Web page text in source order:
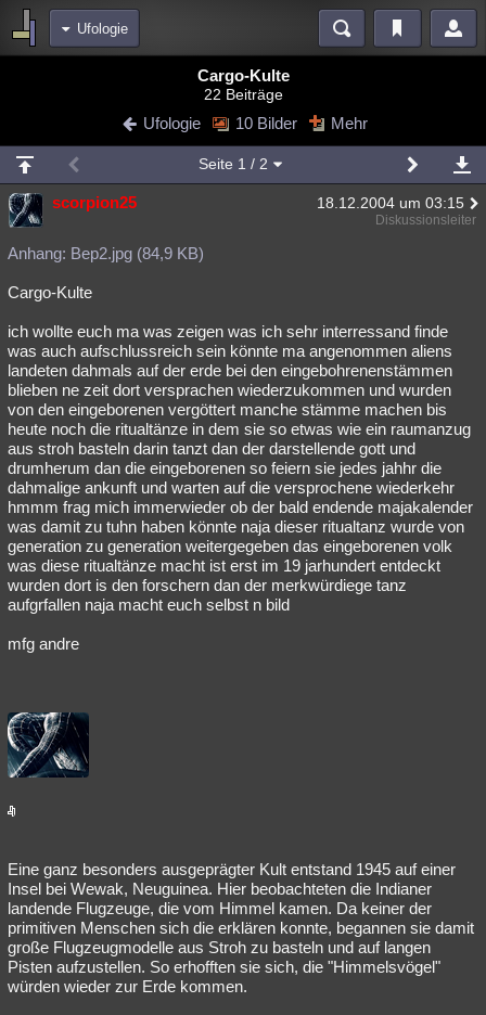
Ufologie
Blogs
Chat Wiki Neuigkeiten
meine Rubriken
Menschen Wissenschaft Mystery Kriminalfälle
Spiritualität Verschwörungen
Natur Umfragen
weitere Rubriken
Philosophie Träume Orte Esoterik Literatur
Astronomie Helpdesk Gruppen Gaming Filme
Musik Clash Verbesserungen Allmystery English
Übersichten
Besucht Teilgenommen Alle Neue Geschlossen
Lesenswert Schlüsselwörter
Cargo-Kulte
22 Beiträge
Ufologie 10 Bilder Mehr
Seite 1 / 2
scorpion25 18.12.2004 um 03:15
Diskussionsleiter
Anhang: Bep2.jpg (84,9 KB)
Cargo-Kulte
ich wollte euch ma was zeigen was ich sehr interressand finde
was auch aufschlussreich sein könnte ma angenommen aliens
landeten dahmals auf der erde bei den eingebohrenenstämmen
blieben ne zeit dort versprachen wiederzukommen und wurden
von den eingeborenen vergöttert manche stämme machen bis
heute noch die ritualtänze in dem sie so etwas wie ein raumanzug
aus stroh basteln darin tanzt dan der darstellende gott und
drumherum dan die eingeborenen so feiern sie jedes jahhr die
dahmalige ankunft und warten auf die versprochene wiederkehr
hmmm frag mich immerwieder ob der bald endende majakalender
was damit zu tuhn haben könnte naja dieser ritualtanz wurde von
generation zu generation weitergegeben das eingeborenen volk
was diese ritualtänze macht ist erst im 19 jarhundert entdeckt
wurden dort is den forschern dan der merkwürdiege tanz
aufgrfallen naja macht euch selbst n bild
mfg andre
Eine ganz besonders ausgeprägter Kult entstand 1945 auf einer
Insel bei Wewak, Neuguinea. Hier beobachteten die Indianer
landende Flugzeuge, die vom Himmel kamen. Da keiner der
primitiven Menschen sich die erklären konnte, begannen sie damit
große Flugzeugmodelle aus Stroh zu basteln und auf langen
Pisten aufzustellen. So erhofften sie sich, die "Himmelsvögel"
würden wieder zur Erde kommen.